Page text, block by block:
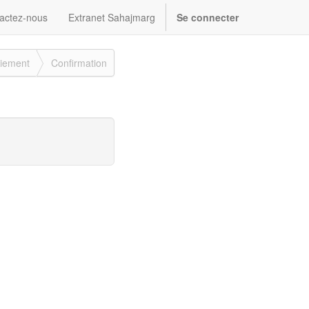
nous Extranet Sahajmarg Se connecter
Confirmation